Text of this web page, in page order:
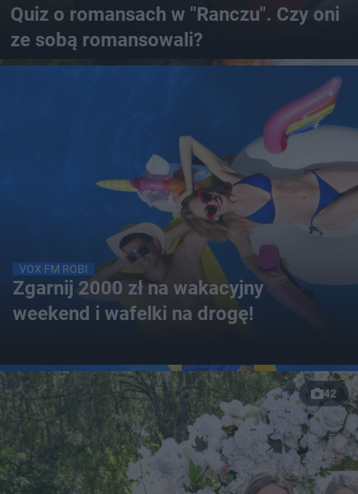
Quiz o romansach w "Ranczu". Czy oni
ze sobą romansowali?
VOX FM ROBI
Zgarnij 2000 zł na wakacyjny
weekend i wafelki na drogę!
42